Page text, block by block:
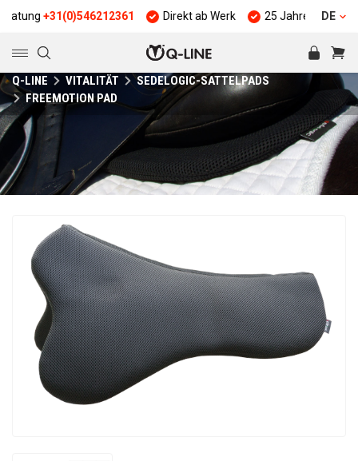
+31(0)546212361 Direkt ab Werk 25 Jahre Erfahrung DE
Q-LINE VITALITÄT
SEDELOGIC-SATTELPADS
FREEMOTION PAD